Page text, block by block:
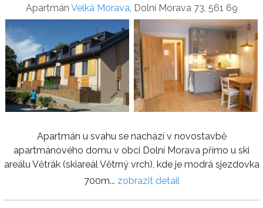
Apartmán Velká Morava , Dolní Morava 73, 561 69
Apartmán u svahu se nachází v novostavbě
apartmánového domu v obci Dolní Morava přímo u ski
areálu Větrák (skiareál Větrný vrch), kde je modrá sjezdovka
700m... zobrazit detail